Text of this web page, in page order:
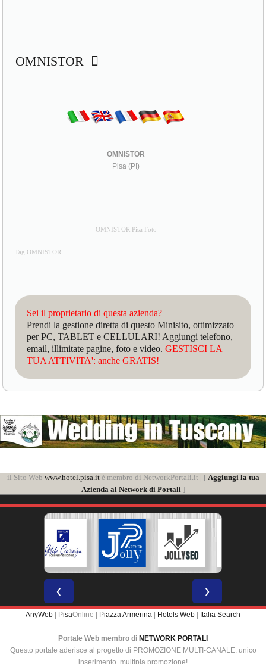
OMNISTOR
OMNISTOR
Pisa (PI)
OMNISTOR Pisa Foto
Tag OMNISTOR
Sei il proprietario di questa azienda?
Prendi la gestione diretta di questo Minisito, ottimizzato
per PC, TABLET e CELLULARI! Aggiungi telefono,
email, illimitate pagine, foto e video.GESTISCI LA
TUA ATTIVITA': anche GRATIS!
il Sito Web www.hotel.pisa.itè membro di NetworkPortali.it | [ Aggiungi la tua
Azienda al Network di Portali]
❮ ❯
AnyWeb PisaOnline | Piazza Armerina Hotels Web Italia Search
Portale Web membro di NETWORK PORTALI
Questo portale aderisce al progetto di PROMOZIONE MULTI-CANALE: unico
inserimento, multipla promozione!